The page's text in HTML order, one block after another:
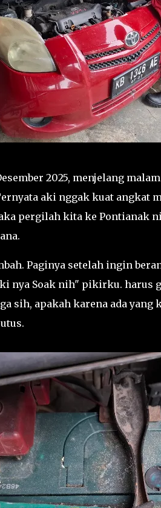
2025, menjelang
aki nggak kuat angkat
pergilah kita ke Pontianak
Paginya setelah ingin
nya Soak nih" pikirku. harus
sih, apakah karena ada yang